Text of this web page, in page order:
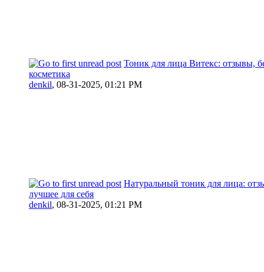
Тоник для лица Витекс: отзывы,
косметика
denkil, 08-31-2025, 01:21 PM
Натуральный тоник для лица:
лучшее для себя
denkil, 08-31-2025, 01:21 PM